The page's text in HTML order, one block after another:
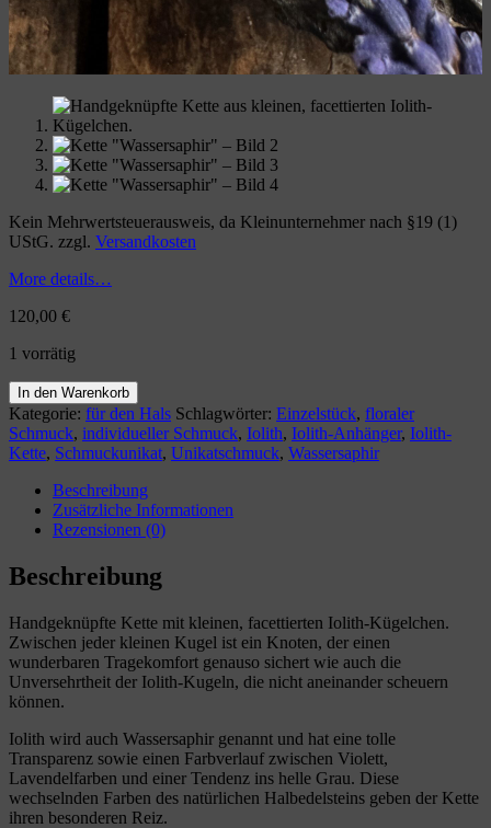
Kein Mehrwertsteuerausweis, da Kleinunternehmer nach §19 (1)
UStG. zzgl. Versandkosten
More details…
120,00 €
1 vorrätig
Kette
"Wassersaphir"
Menge
In den Warenkorb
Kategorie: für den Hals Schlagwörter: Einzelstück, floraler
Schmuck, individueller Schmuck, Iolith, Iolith-Anhänger, Iolith-
Kette, Schmuckunikat, Unikatschmuck, Wassersaphir
Beschreibung
Zusätzliche Informationen
Rezensionen (0)
Beschreibung
Handgeknüpfte Kette mit kleinen, facettierten Iolith-Kügelchen.
Zwischen jeder kleinen Kugel ist ein Knoten, der einen
wunderbaren Tragekomfort genauso sichert wie auch die
Unversehrtheit der Iolith-Kugeln, die nicht aneinander scheuern
können.
Iolith wird auch Wassersaphir genannt und hat eine tolle
Transparenz sowie einen Farbverlauf zwischen Violett,
Lavendelfarben und einer Tendenz ins helle Grau. Diese
wechselnden Farben des natürlichen Halbedelsteins geben der Kette
ihren besonderen Reiz.